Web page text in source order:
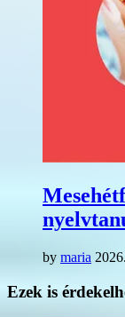
by maria
Ezek is